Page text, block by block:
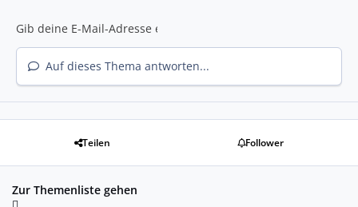
Auf dieses Thema antworten...
Teilen Follower
Zur Themenliste gehen